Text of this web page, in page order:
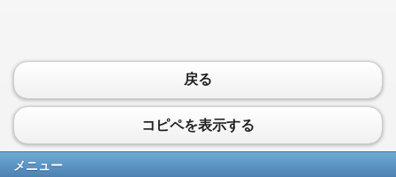
戻る
コピペを表示する
メニュー